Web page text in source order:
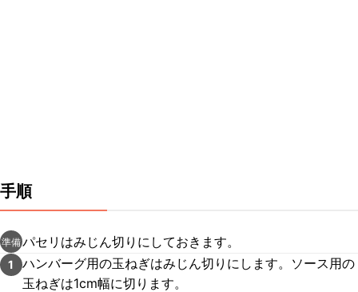
手順
準備パセリはみじん切りにしておきます。
1
ハンバーグ用の玉ねぎはみじん切りにします。ソース用の
玉ねぎは1cm幅に切ります。